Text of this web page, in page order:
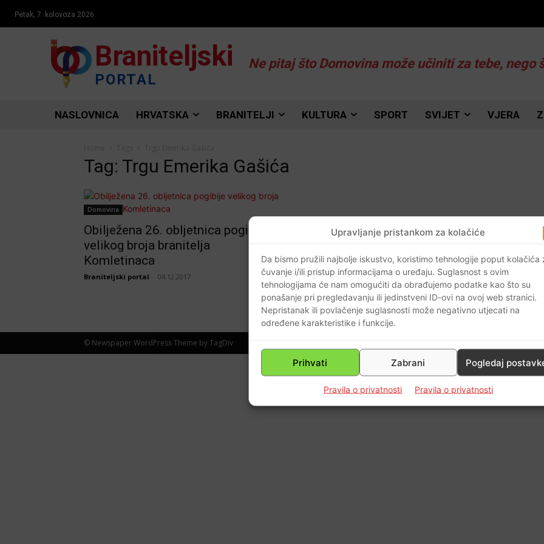
Upravljanje pristankom za kolačiće
Da bismo pružili najbolje iskustvo, koristimo tehnologije poput kolačića
čuvanje i/ili pristup informacijama o uređaju. Suglasnost s ovim
tehnologijama će nam omogućiti da obrađujemo podatke kao što su
ponašanje pri pregledavanju ili jedinstveni ID-ovi na ovoj web stranici.
Nepristanak ili povlačenje suglasnosti može negativno utjecati na
određene karakteristike i funkcije.
Prihvati Zabrani Pogledaj
Pravila o privatnosti Pravila o privatnosti
Petak, 7. kolovoza 2026.
Braniteljski
PORTAL
Ne pitaj što Domovina može učiniti za tebe, nego
NASLOVNICA HRVATSKA BRANITELJI KULTURA SPORT SVIJET VJERA
Tag: Trgu Emerika Gašića
Domovina
Obilježena 26. obljetnica pogibije
velikog broja branitelja
Komletinaca
Braniteljski portal 04.12.2017 0
© Newspaper WordPress Theme by TagDiv